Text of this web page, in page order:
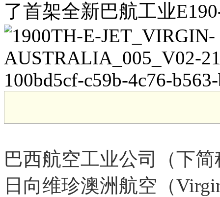
了首架全新巴航工业
巴西航空工业公司（下
日向维珍澳洲航空（